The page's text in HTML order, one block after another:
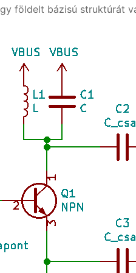
földelt bázisú struktúrát